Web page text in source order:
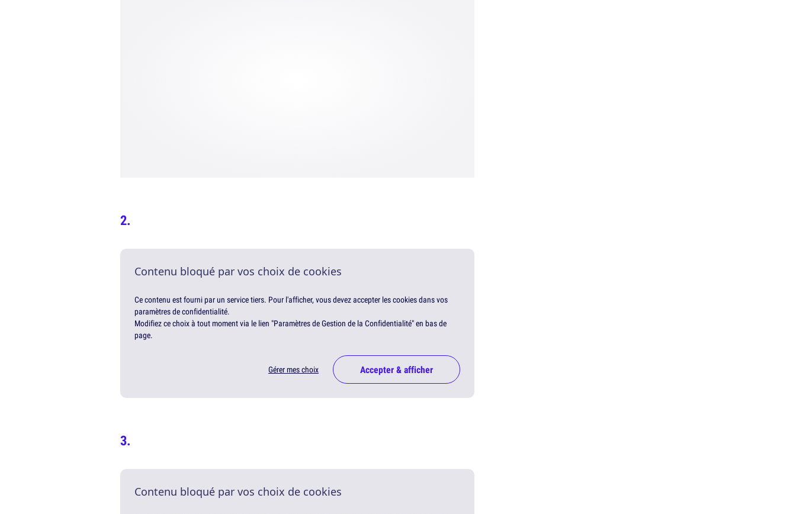
Contenu bloqué par vos choix de cookies
Ce contenu est fourni par un service tiers. Pour l'afficher, vous devez accepter les cookies dans vos
paramètres de confidentialité.
Modifiez ce choix à tout moment via le lien "Paramètres de Gestion de la Confidentialité" en bas de
page.
Gérer mes choix Accepter & afficher
Contenu bloqué par vos choix de cookies